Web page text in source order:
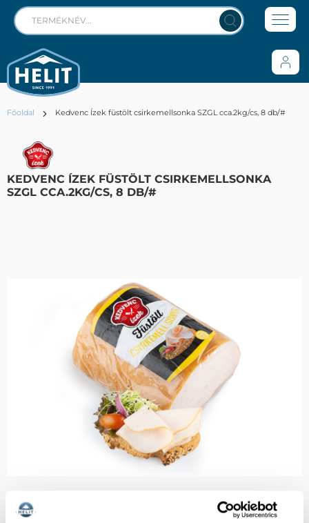
Főoldal Kedvenc Ízek füstölt csirkemellsonka SZGL cca.2kg/cs, 8 db/#
KEDVENC ÍZEK FÜSTÖLT CSIRKEMELLSONKA
SZGL CCA.2KG/CS, 8 DB/#